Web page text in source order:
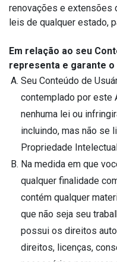
renovações e extensões
leis de qualquer estado,
Em relação ao seu
representa e garante
Seu Conteúdo de
contemplado por este
nenhuma lei ou
incluindo, mas não se
Propriedade
Na medida em que
qualquer finalidade
contém qualquer
que não seja seu
possui os direitos
direitos, licenças,